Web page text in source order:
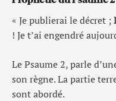
« Je publierai le décret ;
! Je t’ai engendré
Le Psaume 2, parle
son règne. La partie
sont abordé.